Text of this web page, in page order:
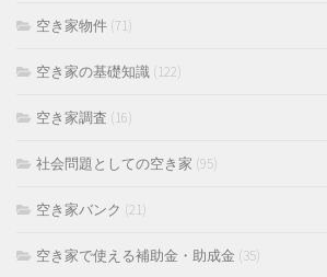
空き家物件 (71)
空き家の基礎知識 (122)
空き家調査 (16)
社会問題としての空き家 (95)
空き家バンク (21)
空き家で使える補助金・助成金 (35)